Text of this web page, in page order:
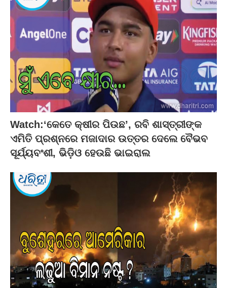
Watch:‘କେତେ କ୍ଷୀର ପିଉଛ’, ରବି ଶାସ୍ତ୍ରୀଙ୍କ
ଏମିତି ପ୍ରଶ୍ନରେ ମଜାଦାର ଉତ୍ତର ଦେଲେ ବୈଭବ
ସୂର୍ଯ୍ୟବଂଶୀ, ଭିଡ଼ିଓ ହେଉଛି ଭାଇରାଲ